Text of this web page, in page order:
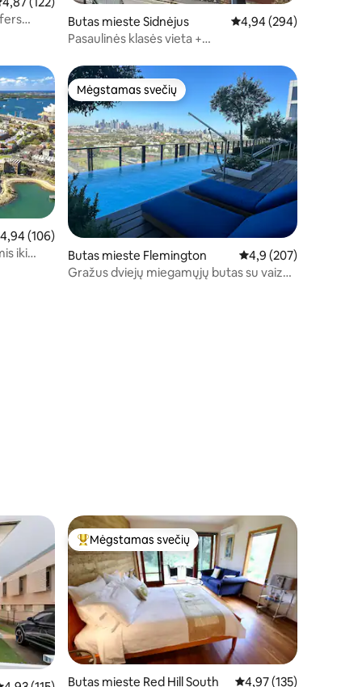
Butas mieste Sidnėjus Vidutinis įvertinimas:
4,94 (294)
Pasaulinės klasės vieta +
įvertinimas: 4,94 iš 5, atsiliepimų: 106
4,94 (106)
iki
Mėgstamas svečių
Mėgstamas svečių
Butas mieste Flemington Vidutinis įvertinimas:
4,9 (207)
Gražus dviejų miegamųjų butas su vaizdu
Svečių mėgstamiausias
Mėgstamas svečių
Butas mieste Red Hill South Vidutinis įvertinimas:
4,97 (135)